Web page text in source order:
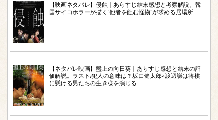
【映画ネタバレ】侵蝕｜あらすじ結末感想と考察解説。韓
国サイコホラーが描く“他者を蝕む怪物”が求める居場所
【ネタバレ映画】盤上の向日葵｜あらすじ感想と結末の評
価解説。ラスト/犯人の意味は？坂口健太郎×渡辺謙は将棋
に懸ける男たちの生き様を演じる